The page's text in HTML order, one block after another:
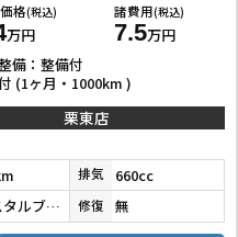
格(税込)
万円
諸費用(税込)
7.5万円
備：整備付
(1ヶ月・1000km )
栗東店
排気 660cc
クリスタルブラックパール 修復 無